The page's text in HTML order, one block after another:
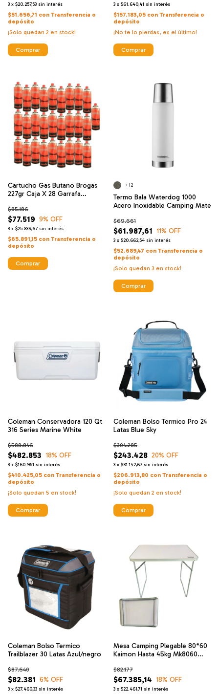
3 x $20.257,53 sin interés
$51.656,71 con Transferencia o
depósito
¡Solo quedan 2 en stock!
Comprar
3 x $61.640,41 sin interés
$157.183,05 con Transferencia o
depósito
¡No te lo pierdas, es el último!
Comprar
Cartucho Gas Butano Brogas
227gr Caja X 28 Garrafa
$77.519
$85.186
9% OFF
3 x $25.839,67 sin interés
$65.891,15 con Transferencia o
depósito
Termo Bala Waterdog 1000
Acero Inoxidable Camping Mate
$61.987,61
$69.661
11% OFF
3 x $20.662,54 sin interés
$52.689,47 con Transferencia o
depósito
¡Solo quedan 3 en stock!
+12
Comprar
Coleman Conservadora 120 Qt
316 Series Marine White
$482.853
$588.846
18% OFF
3 x $160.951 sin interés
$410.425,05 con Transferencia o
depósito
¡Solo quedan 5 en stock!
Coleman Bolso Termico Pro 24
Latas Blue Sky
$243.428
$304.285
20% OFF
3 x $81.142,67 sin interés
$206.913,80 con Transferencia o
depósito
¡Solo quedan 2 en stock!
Coleman Bolso Termico
Trailblazer 30 Latas Azul/negro
$82.381
$87.640
6% OFF
3 x $27.460,33 sin interés
Mesa Camping Plegable 80*60
Kaimon Hasta 45kg Mk8060
$67.385,14
$82.177
18% OFF
3 x $22.461,71 sin interés